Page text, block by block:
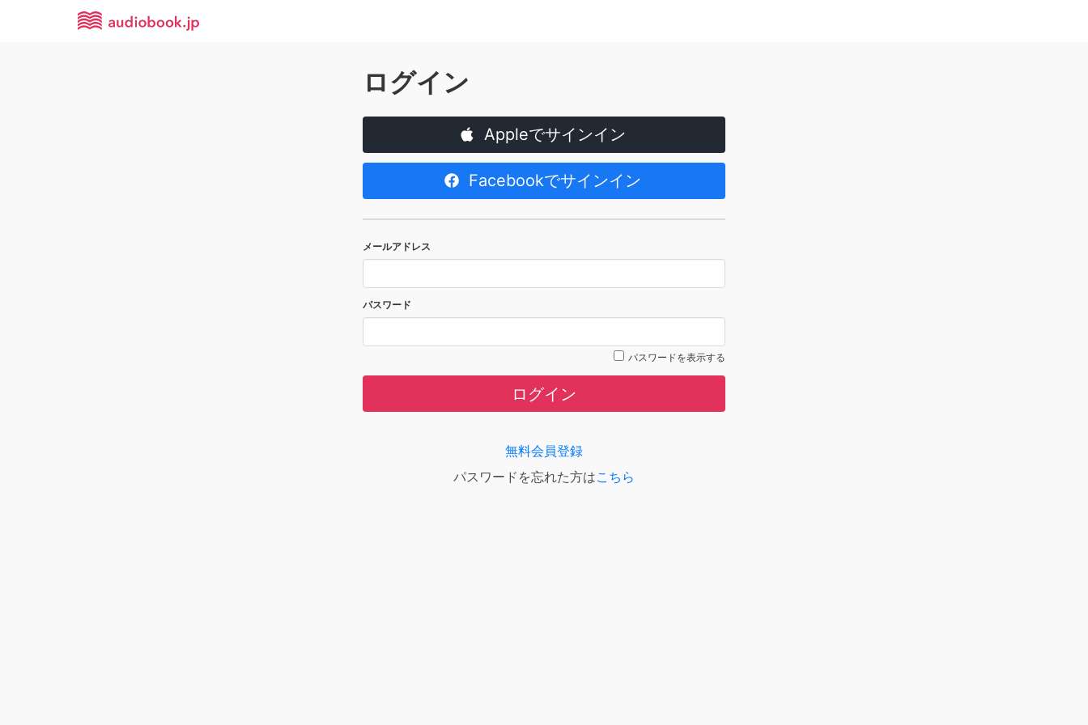
ログイン
Appleでサインイン
Facebookでサインイン
メールアドレス
パスワード
パスワードを表示する
ログイン
無料会員登録
パスワードを忘れた方はこちら